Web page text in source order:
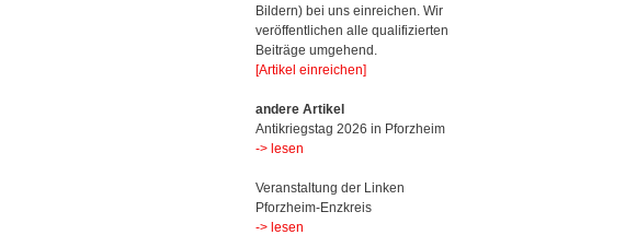
Bildern) bei uns einreichen. Wir
veröffentlichen alle qualifizierten
Beiträge umgehend.
[Artikel einreichen]
andere Artikel
Antikriegstag 2026 in Pforzheim
-> lesen
Veranstaltung der Linken
Pforzheim-Enzkreis
-> lesen